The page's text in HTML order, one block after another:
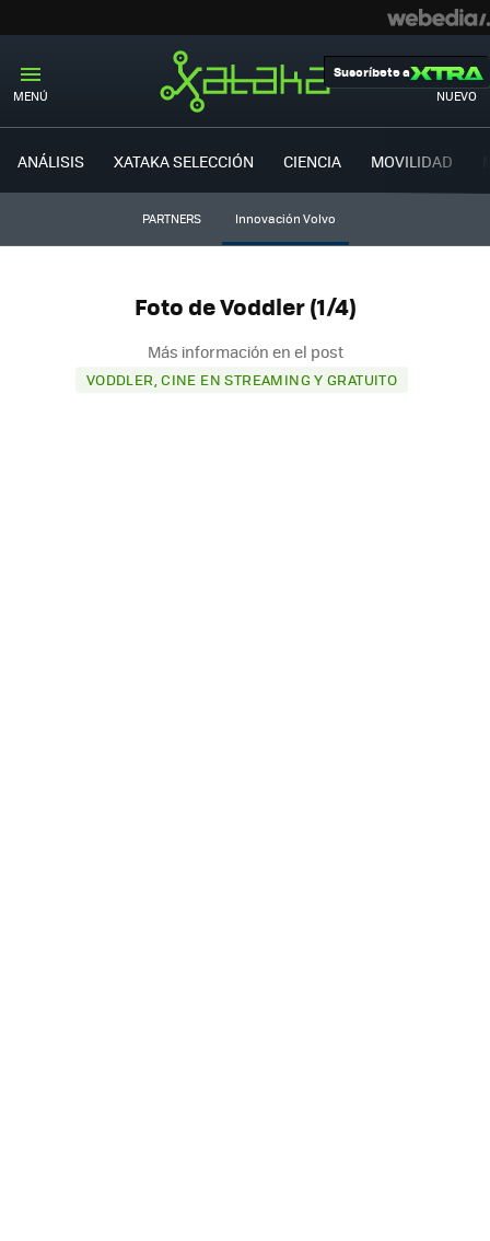
MENÚ NUEVO
Suscríbete a
ANÁLISIS XATAKA SELECCIÓN CIENCIA MOVILIDAD
PARTNERS Innovación Volvo
Foto de Voddler (1/4)
Más información en el post
VODDLER, CINE EN STREAMING Y GRATUITO